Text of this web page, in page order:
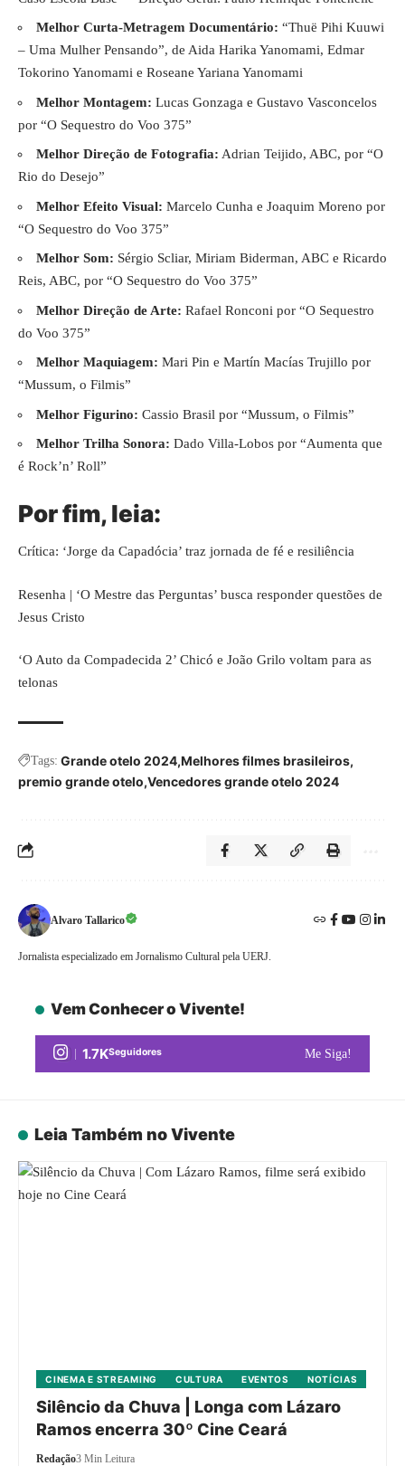
Melhor Curta-Metragem Documentário: “Thuë Pihi Kuuwi
– Uma Mulher Pensando”, de Aida Harika Yanomami, Edmar
Tokorino Yanomami e Roseane Yariana Yanomami
Melhor Montagem: Lucas Gonzaga e Gustavo Vasconcelos
por “O Sequestro do Voo 375”
Melhor Direção de Fotografia: Adrian Teijido, ABC, por “O
Rio do Desejo”
Melhor Efeito Visual: Marcelo Cunha e Joaquim Moreno por
“O Sequestro do Voo 375”
Melhor Som: Sérgio Scliar, Miriam Biderman, ABC e Ricardo
Reis, ABC, por “O Sequestro do Voo 375”
Melhor Direção de Arte: Rafael Ronconi por “O Sequestro
do Voo 375”
Melhor Maquiagem: Mari Pin e Martín Macías Trujillo por
“Mussum, o Filmis”
Melhor Figurino: Cassio Brasil por “Mussum, o Filmis”
Melhor Trilha Sonora: Dado Villa-Lobos por “Aumenta que
é Rock’n’ Roll”
Por fim, leia:
Crítica: ‘Jorge da Capadócia’ traz jornada de fé e resiliência
Resenha | ‘O Mestre das Perguntas’ busca responder questões de
Jesus Cristo
‘O Auto da Compadecida 2’ Chicó e João Grilo voltam para as
telonas
Tags: Grande otelo 2024 Melhores filmes brasileiros
premio grande otelo Vencedores grande otelo 2024
Alvaro Tallarico
Jornalista especializado em Jornalismo Cultural pela UERJ.
Vem Conhecer o Vivente!
1.7KSeguidores Me Siga!
Leia Também no Vivente
CINEMA E STREAMING CULTURA EVENTOS NOTÍCIAS
Silêncio da Chuva | Longa com Lázaro
Ramos encerra 30º Cine Ceará
Redação3 Min Leitura